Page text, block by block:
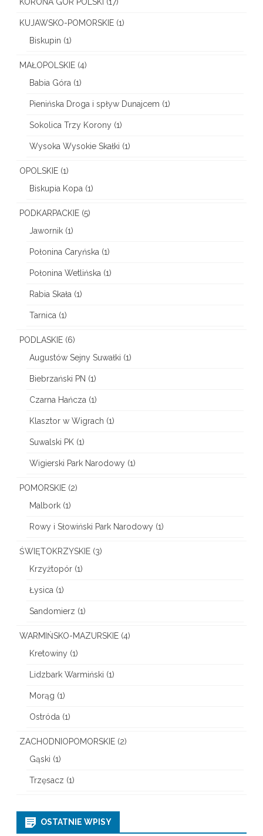
KUJAWSKO-POMORSKIE (1)
Biskupin (1)
MAŁOPOLSKIE (4)
Babia Góra (1)
Pienińska Droga i spływ Dunajcem (1)
Sokolica Trzy Korony (1)
Wysoka Wysokie Skałki (1)
OPOLSKIE (1)
Biskupia Kopa (1)
PODKARPACKIE (5)
Jawornik (1)
Połonina Caryńska (1)
Połonina Wetlińska (1)
Rabia Skała (1)
Tarnica (1)
PODLASKIE (6)
Augustów Sejny Suwałki (1)
Biebrzański PN (1)
Czarna Hańcza (1)
Klasztor w Wigrach (1)
Suwalski PK (1)
Wigierski Park Narodowy (1)
POMORSKIE (2)
Malbork (1)
Rowy i Słowiński Park Narodowy (1)
ŚWIĘTOKRZYSKIE (3)
Krzyżtopór (1)
Łysica (1)
Sandomierz (1)
WARMIŃSKO-MAZURSKIE (4)
Kretowiny (1)
Lidzbark Warmiński (1)
Morąg (1)
Ostróda (1)
ZACHODNIOPOMORSKIE (2)
Gąski (1)
Trzęsacz (1)
OSTATNIE WPISY